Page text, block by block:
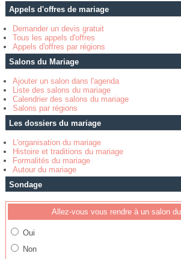
Appels d'offres de mariage
Demander un devis gratuit
Tous les appels d'offres
Appels d'offres par régions
Salons du Mariage
Ajouter un salon dans l'agenda
Liste des salons du mariage
Calendrier des salons du mariage
Salons par régions
Les dossiers du mariage
L'organisation du mariage
Histoire et traditions du mariage
Formalités du mariage
Autour du mariage
Sondage
Allez-vous vous rendre à un salon
Oui
Non